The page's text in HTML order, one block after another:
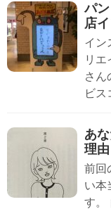
パ
店
イン
リエ
さん
ビス
あ
理
前回
い本
す。